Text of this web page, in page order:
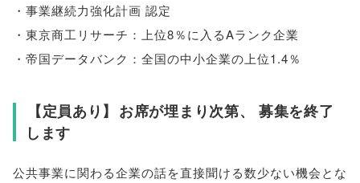
・事業継続力強化計画 認定
・東京商工リサーチ：上位8％に入るAランク企業
・帝国データバンク：全国の中小企業の上位1.4％
【定員あり】 お席が埋まり次第、
募集を終了
します
公共事業に関わる企業の話を直接聞ける数少ない機会とな